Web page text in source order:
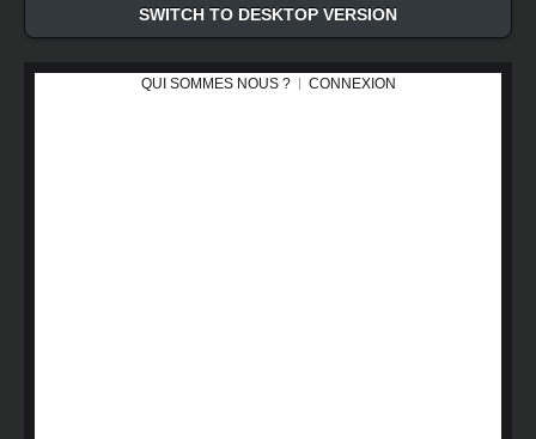
SWITCH TO DESKTOP VERSION
QUI SOMMES NOUS ? CONNEXION